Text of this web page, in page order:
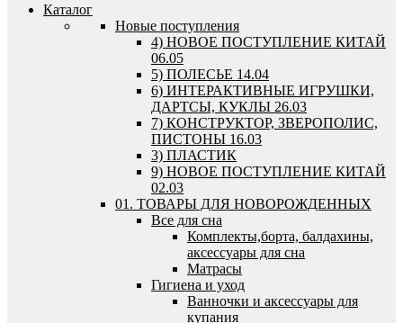
Каталог
Новые поступления
4) НОВОЕ ПОСТУПЛЕНИЕ КИТАЙ
06.05
5) ПОЛЕСЬЕ 14.04
6) ИНТЕРАКТИВНЫЕ ИГРУШКИ,
ДАРТСЫ, КУКЛЫ 26.03
7) КОНСТРУКТОР, ЗВЕРОПОЛИС,
ПИСТОНЫ 16.03
3) ПЛАСТИК
9) НОВОЕ ПОСТУПЛЕНИЕ КИТАЙ
02.03
01. ТОВАРЫ ДЛЯ НОВОРОЖДЕННЫХ
Все для сна
Комплекты,борта, балдахины,
аксессуары для сна
Матрасы
Гигиена и уход
Ванночки и аксессуары для
купания